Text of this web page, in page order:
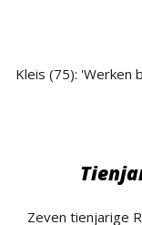
Kleis (75): 'Werken
Zeven tienjarige